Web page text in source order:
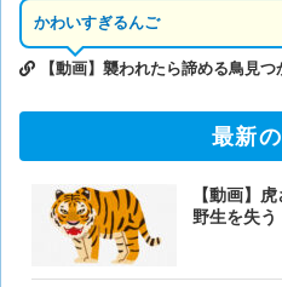
かわいすぎるんご
【動画】襲われたら諦める鳥見つ
最新
【動画】
野生を失う